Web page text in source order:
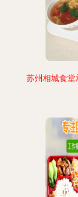
苏州相城食